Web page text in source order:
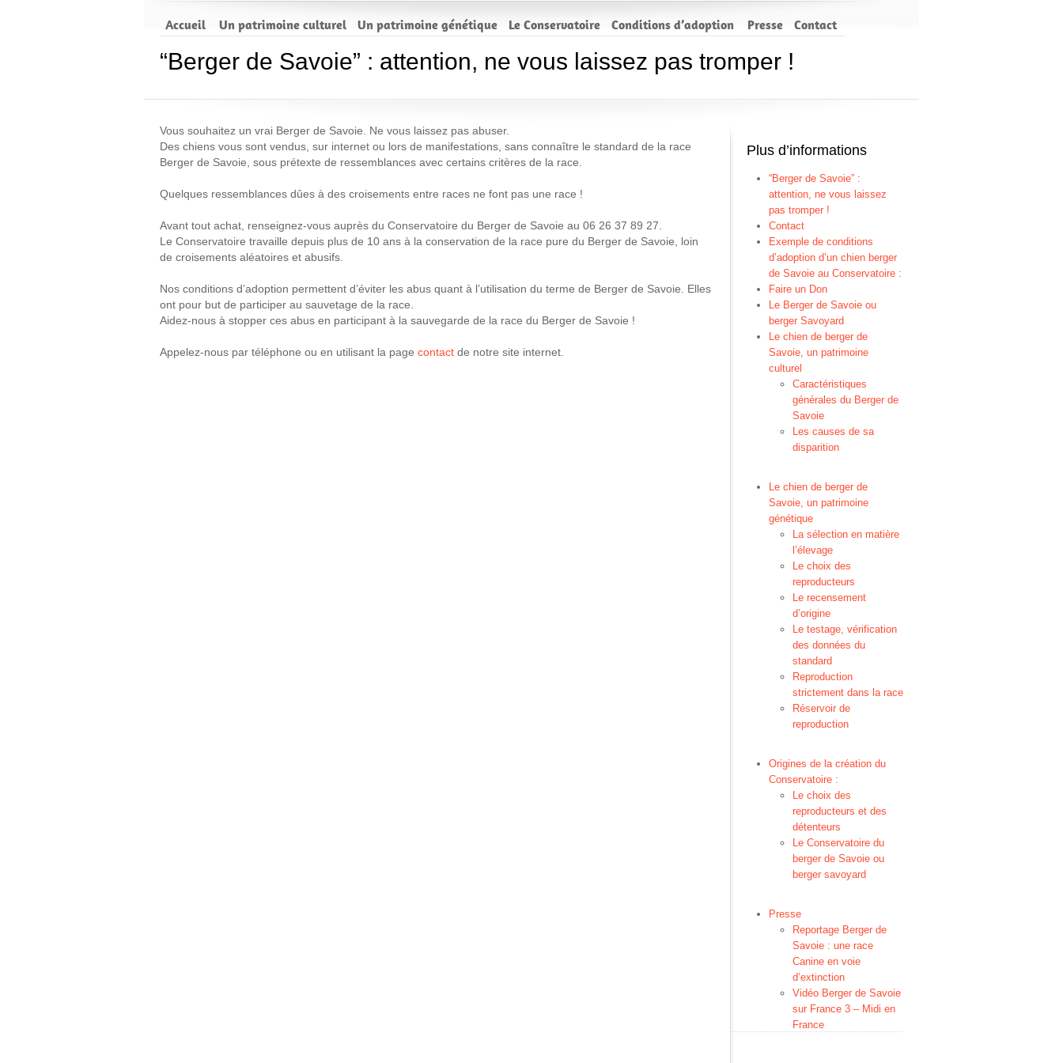
Accueil Un patrimoine culturel Un patrimoine génétique Le Conservatoire Conditions d’adoption Presse Contact
“Berger de Savoie” : attention, ne vous laissez pas tromper !
Vous souhaitez un vrai Berger de Savoie. Ne vous laissez pas abuser.
Des chiens vous sont vendus, sur internet ou lors de manifestations, sans connaître le standard de la race
Berger de Savoie, sous prétexte de ressemblances avec certains critères de la race.
Quelques ressemblances dûes à des croisements entre races ne font pas une race !
Avant tout achat, renseignez-vous auprès du Conservatoire du Berger de Savoie au 06 26 37 89 27.
Le Conservatoire travaille depuis plus de 10 ans à la conservation de la race pure du Berger de Savoie, loin
de croisements aléatoires et abusifs.
Nos conditions d’adoption permettent d’éviter les abus quant à l’utilisation du terme de Berger de Savoie. Elles
ont pour but de participer au sauvetage de la race.
Aidez-nous à stopper ces abus en participant à la sauvegarde de la race du Berger de Savoie !
Appelez-nous par téléphone ou en utilisant la page contact de notre site internet.
Plus d’informations
“Berger de Savoie” :
attention, ne vous laissez
pas tromper !
Contact
Exemple de conditions
d’adoption d’un chien berger
de Savoie au Conservatoire :
Faire un Don
Le Berger de Savoie ou
berger Savoyard
Le chien de berger de
Savoie, un patrimoine
culturel
Caractéristiques
générales du Berger de
Savoie
Les causes de sa
disparition
Le chien de berger de
Savoie, un patrimoine
génétique
La sélection en matière
l’élevage
Le choix des
reproducteurs
Le recensement
d’origine
Le testage, vérification
des données du
standard
Reproduction
strictement dans la race
Réservoir de
reproduction
Origines de la création du
Conservatoire :
Le choix des
reproducteurs et des
détenteurs
Le Conservatoire du
berger de Savoie ou
berger savoyard
Presse
Reportage Berger de
Savoie : une race
Canine en voie
d’extinction
Vidéo Berger de Savoie
sur France 3 – Midi en
France